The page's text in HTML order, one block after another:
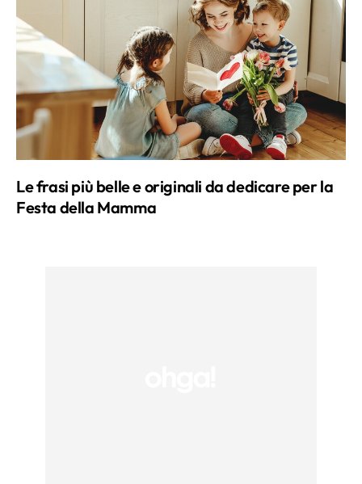
Guillame Apollinaire:“Di tanto in tanto è
bene fare una pausa nella nostra ricerca
della felicità ed essere semplicemente
felici”.
Le frasi più belle e originali da dedicare per la
Festa della Mamma